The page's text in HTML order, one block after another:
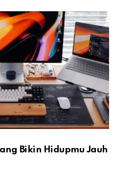
Bikin Hidupmu Jauh